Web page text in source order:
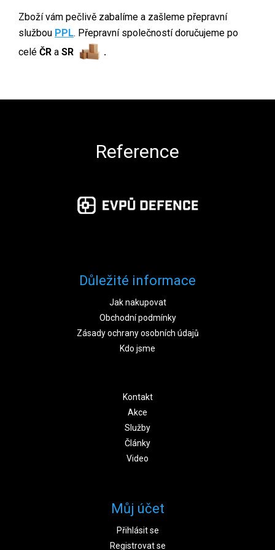
Zboží vám pečlivě zabalíme a zašleme přepravní
službou PPL. Přepravní společností doručujeme po
celé ČR a SR .
Reference
Důležité informace
Jak nakupovat
Obchodní podmínky
Zásady ochrany osobních údajů
Kdo jsme
Kontakt
Akce
Služby
Články
Video
Můj účet
Přihlásit se
Registrovat se